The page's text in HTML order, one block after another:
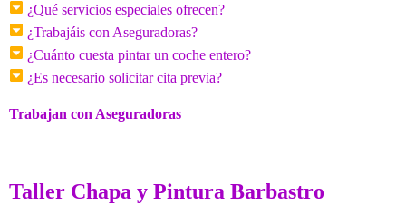
¿Qué servicios especiales ofrecen?
¿Trabajáis con Aseguradoras?
¿Cuánto cuesta pintar un coche entero?
¿Es necesario solicitar cita previa?
Trabajan con Aseguradoras
Taller Chapa y Pintura Barbastro